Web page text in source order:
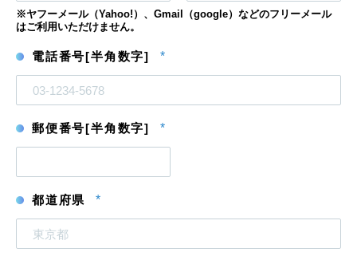
メ
ー
ル
ド
メ
ー
確
※ヤフーメール（Yahoo!）、Gmail（google）などのフリーメール
はご利用いただけません。
電話番号[半角数字] *
郵便番号[半角数字] *
都道府県 *